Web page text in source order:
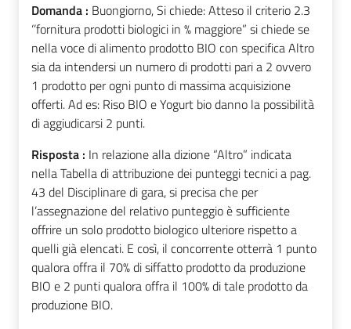
Domanda : Buongiorno, Si chiede: Atteso il criterio 2.3
‘’fornitura prodotti biologici in % maggiore” si chiede se
nella voce di alimento prodotto BIO con specifica Altro
sia da intendersi un numero di prodotti pari a 2 ovvero
1 prodotto per ogni punto di massima acquisizione
offerti. Ad es: Riso BIO e Yogurt bio danno la possibilità
di aggiudicarsi 2 punti.
Risposta : In relazione alla dizione “Altro” indicata
nella Tabella di attribuzione dei punteggi tecnici a pag.
43 del Disciplinare di gara, si precisa che per
l’assegnazione del relativo punteggio è sufficiente
offrire un solo prodotto biologico ulteriore rispetto a
quelli già elencati. E così, il concorrente otterrà 1 punto
qualora offra il 70% di siffatto prodotto da produzione
BIO e 2 punti qualora offra il 100% di tale prodotto da
produzione BIO.